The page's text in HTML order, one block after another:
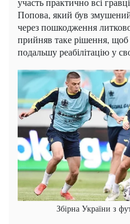
Попова, який був
через пошкодження
прийняв таке рішення,
подальшу реабілітацію у
Збірна України з